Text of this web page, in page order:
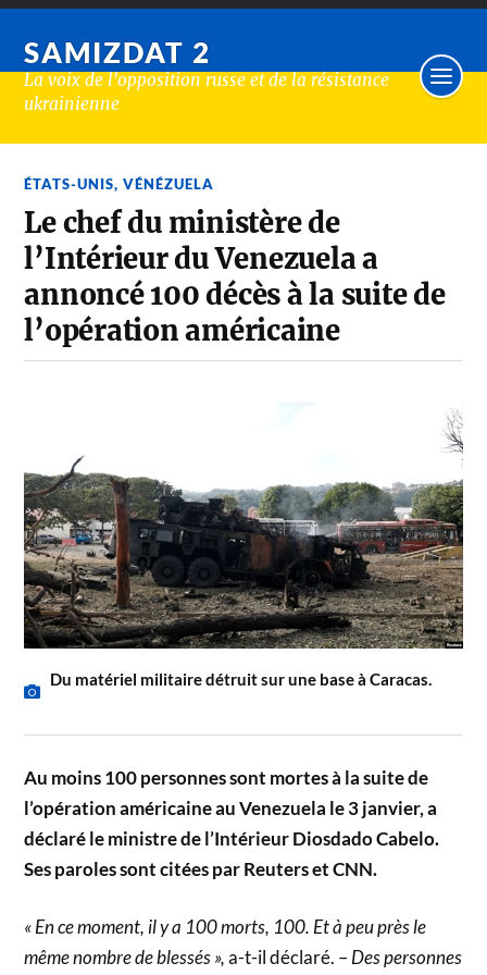
SAMIZDAT 2
La voix de l'opposition russe et de la résistance
ukrainienne
ÉTATS-UNIS,VÉNÉZUELA
Le chef du ministère de
l’Intérieur du Venezuela a
annoncé 100 décès à la suite de
l’opération américaine
Du matériel militaire détruit sur une base à Caracas.
Au moins 100 personnes sont mortes à la suite de
l’opération américaine au Venezuela le 3 janvier, a
déclaré le ministre de l’Intérieur Diosdado Cabelo.
Ses paroles sont citées par Reuters et CNN.
« En ce moment, il y a 100 morts, 100. Et à peu près le
même nombre de blessés »,a-t-il déclaré. –Des personnes